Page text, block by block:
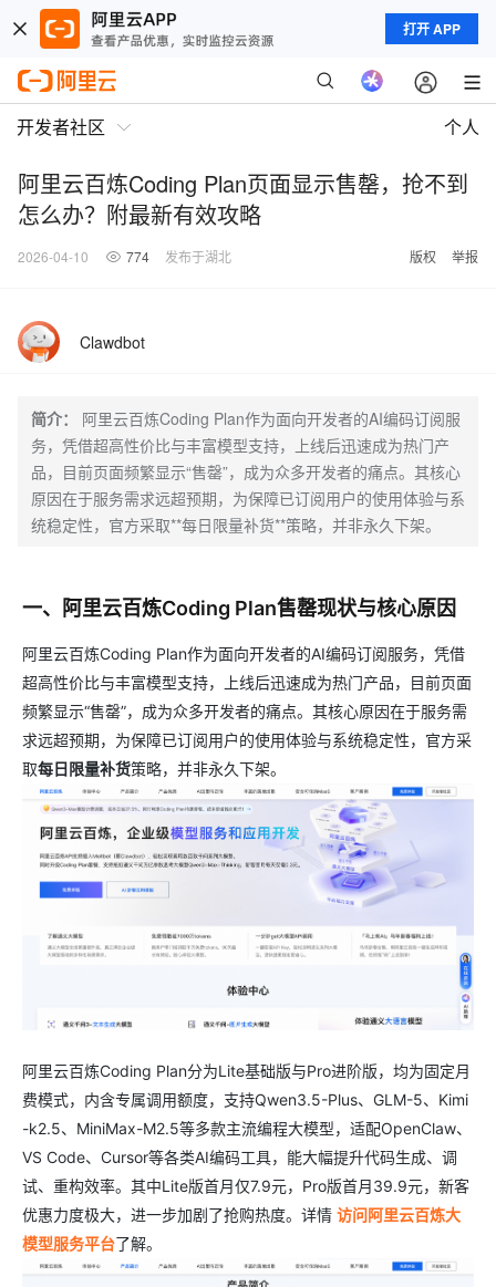
打开 APP
开发者社区 个人
阿里云百炼Coding Plan页面显示售罄，抢不到
怎么办？附最新有效攻略
2026-04-10 774 发布于湖北 版权 举报
Clawdbot
简介：
阿里云百炼Coding Plan作为面向开发者的AI编码订阅服
务，凭借超高性价比与丰富模型支持，上线后迅速成为热门产
品，目前页面频繁显示“售罄”，成为众多开发者的痛点。其核心
原因在于服务需求远超预期，为保障已订阅用户的使用体验与系
统稳定性，官方采取**每日限量补货**策略，并非永久下架。
一、阿里云百炼Coding Plan售罄现状与核心原因
阿里云百炼Coding Plan作为面向开发者的AI编码订阅服务，凭借
超高性价比与丰富模型支持，上线后迅速成为热门产品，目前页面
频繁显示“售罄”，成为众多开发者的痛点。其核心原因在于服务需
求远超预期，为保障已订阅用户的使用体验与系统稳定性，官方采
取每日限量补货策略，并非永久下架。
阿里云百炼Coding Plan分为Lite基础版与Pro进阶版，均为固定月
费模式，内含专属调用额度，支持Qwen3.5-Plus、GLM-5、Kimi
-k2.5、MiniMax-M2.5等多款主流编程大模型，适配OpenClaw、
VS Code、Cursor等各类AI编码工具，能大幅提升代码生成、调
试、重构效率。其中Lite版首月仅7.9元，Pro版首月39.9元，新客
优惠力度极大，进一步加剧了抢购热度。详情 访问阿里云百炼大
模型服务平台了解。